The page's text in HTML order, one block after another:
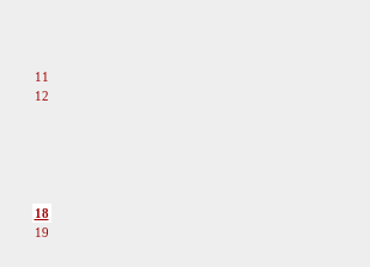
11
12
18
19